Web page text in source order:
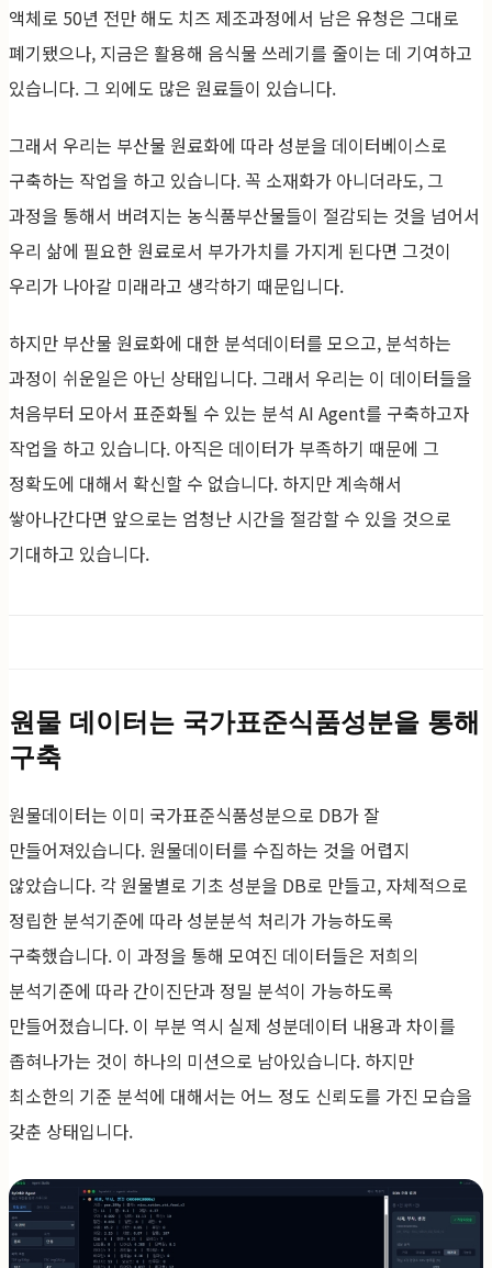
액체로 50년 전만 해도 치즈 제조과정에서 남은 유청은 그대로
폐기됐으나, 지금은 활용해 음식물 쓰레기를 줄이는 데 기여하고
있습니다. 그 외에도 많은 원료들이 있습니다.
그래서 우리는 부산물 원료화에 따라 성분을 데이터베이스로
구축하는 작업을 하고 있습니다. 꼭 소재화가 아니더라도, 그
과정을 통해서 버려지는 농식품부산물들이 절감되는 것을 넘어서
우리 삶에 필요한 원료로서 부가가치를 가지게 된다면 그것이
우리가 나아갈 미래라고 생각하기 때문입니다.
하지만 부산물 원료화에 대한 분석데이터를 모으고, 분석하는
과정이 쉬운일은 아닌 상태입니다. 그래서 우리는 이 데이터들을
처음부터 모아서 표준화될 수 있는 분석 AI Agent를 구축하고자
작업을 하고 있습니다. 아직은 데이터가 부족하기 때문에 그
정확도에 대해서 확신할 수 없습니다. 하지만 계속해서
쌓아나간다면 앞으로는 엄청난 시간을 절감할 수 있을 것으로
기대하고 있습니다.
원물 데이터는 국가표준식품성분을 통해
구축
원물데이터는 이미 국가표준식품성분으로 DB가 잘
만들어져있습니다. 원물데이터를 수집하는 것을 어렵지
않았습니다. 각 원물별로 기초 성분을 DB로 만들고, 자체적으로
정립한 분석기준에 따라 성분분석 처리가 가능하도록
구축했습니다. 이 과정을 통해 모여진 데이터들은 저희의
분석기준에 따라 간이진단과 정밀 분석이 가능하도록
만들어졌습니다. 이 부분 역시 실제 성분데이터 내용과 차이를
좁혀나가는 것이 하나의 미션으로 남아있습니다. 하지만
최소한의 기준 분석에 대해서는 어느 정도 신뢰도를 가진 모습을
갖춘 상태입니다.